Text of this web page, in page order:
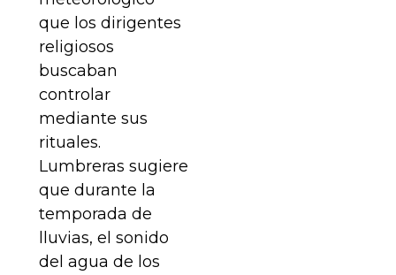
que los dirigentes
religiosos
buscaban
controlar
mediante sus
rituales.
Lumbreras sugiere
que durante la
temporada de
lluvias, el sonido
del agua de los